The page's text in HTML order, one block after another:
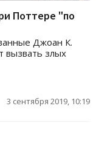
Поттере "по
Джоан К.
вызвать злых
3 сентября 2019, 10:19